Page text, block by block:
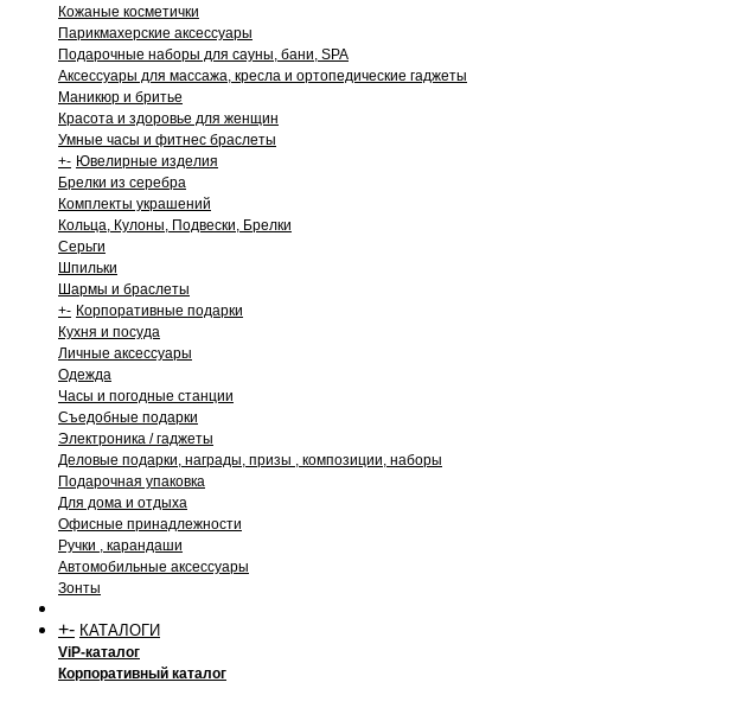
Кожаные косметички
Парикмахерские аксессуары
Подарочные наборы для сауны, бани, SPA
Аксессуары для массажа, кресла и ортопедические гаджеты
Маникюр и бритье
Красота и здоровье для женщин
Умные часы и фитнес браслеты
+- Ювелирные изделия
Брелки из серебра
Комплекты украшений
Кольца, Кулоны, Подвески, Брелки
Серьги
Шпильки
Шармы и браслеты
+- Корпоративные подарки
Кухня и посуда
Личные аксессуары
Одежда
Часы и погодные станции
Съедобные подарки
Электроника / гаджеты
Деловые подарки, награды, призы , композиции, наборы
Подарочная упаковка
Для дома и отдыха
Офисные принадлежности
Ручки , карандаши
Автомобильные аксессуары
Зонты
+- КАТАЛОГИ
ViP-каталог
Корпоративный каталог